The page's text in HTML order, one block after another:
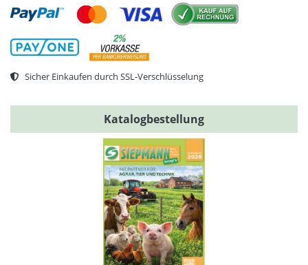
Sicher Einkaufen durch SSL-Verschlüsselung
Katalogbestellung